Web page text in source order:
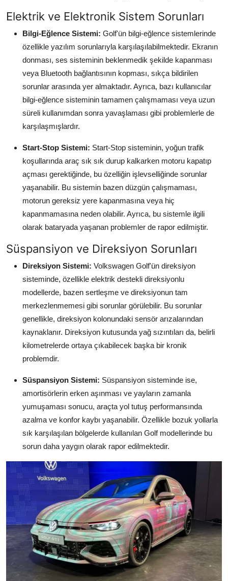
Elektrik ve Elektronik Sistem Sorunları
Bilgi-Eğlence Sistemi: Golf'ün bilgi-eğlence sistemlerinde
özellikle yazılım sorunlarıyla karşılaşılabilmektedir. Ekranın
donması, ses sisteminin beklenmedik şekilde kapanması
veya Bluetooth bağlantısının kopması, sıkça bildirilen
sorunlar arasında yer almaktadır. Ayrıca, bazı kullanıcılar
bilgi-eğlence sisteminin tamamen çalışmaması veya uzun
süreli kullanımdan sonra yavaşlaması gibi problemlerle de
karşılaşmışlardır.
Start-Stop Sistemi: Start-Stop sisteminin, yoğun trafik
koşullarında araç sık sık durup kalkarken motoru kapatıp
açması gerektiğinde, bu özelliğin işlevselliğinde sorunlar
yaşanabilir. Bu sistemin bazen düzgün çalışmaması,
motorun gereksiz yere kapanmasına veya hiç
kapanmamasına neden olabilir. Ayrıca, bu sistemle ilgili
olarak bataryada yaşanan problemler de rapor edilmiştir.
Süspansiyon ve Direksiyon Sorunları
Direksiyon Sistemi: Volkswagen Golf'ün direksiyon
sisteminde, özellikle elektrik destekli direksiyonlu
modellerde, bazen sertleşme ve direksiyonun tam
merkezlenmemesi gibi sorunlar görülebilir. Bu sorunlar
genellikle, direksiyon kolonundaki sensör arızalarından
kaynaklanır. Direksiyon kutusunda yağ sızıntıları da, belirli
kilometrelerde ortaya çıkabilecek başka bir kronik
problemdir.
Süspansiyon Sistemi: Süspansiyon sisteminde ise,
amortisörlerin erken aşınması ve yayların zamanla
yumuşaması sonucu, araçta yol tutuş performansında
azalma ve konfor kaybı yaşanabilir. Özellikle bozuk yollarla
sık karşılaşılan bölgelerde kullanılan Golf modellerinde bu
sorun daha yaygın olarak rapor edilmektedir.